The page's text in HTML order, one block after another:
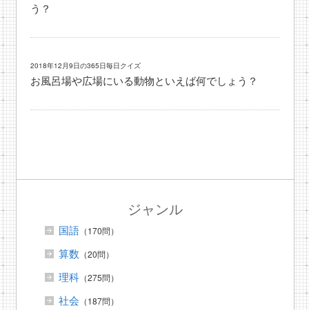
う？
2018年12月9日の365日毎日クイズ
お風呂場や広場にいる動物といえば何でしょう？
ジャンル
国語（170問）
算数 （20問）
理科（275問）
社会 （187問）